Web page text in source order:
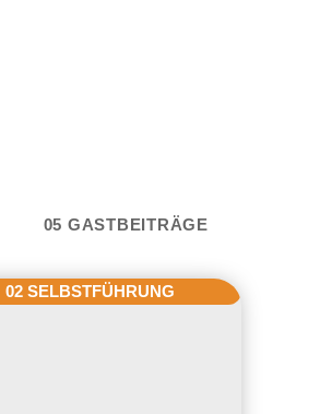
05 GASTBEITRÄGE
02 SELBSTFÜHRUNG